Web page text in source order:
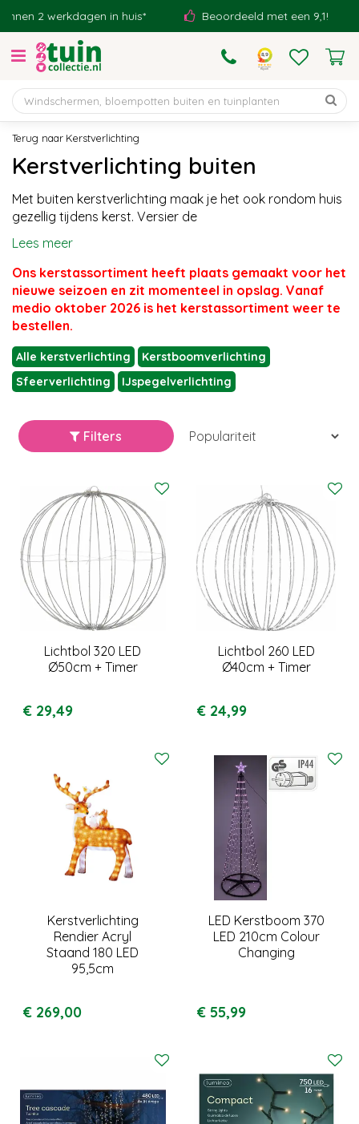
Kerstverlichting
in huis* Beoordeeld met een 9,1! Eigen
Kerstverlichting buiten
Met buiten kerstverlichting maak je het ook rondom huis
gezellig tijdens kerst. Versier de
Lees meer
Ons kerstassortiment heeft plaats gemaakt voor het
nieuwe seizoen en zit momenteel in opslag. Vanaf
medio oktober 2026 is het kerstassortiment weer te
bestellen.
Alle kerstverlichting
Kerstboomverlichting
Sfeerverlichting
IJspegelverlichting
Filters
Lichtbol 320 LED
Ø50cm + Timer
€ 29,49
Lichtbol 260 LED
Ø40cm + Timer
€ 24,99
Kerstverlichting
Rendier Acryl
Staand 180 LED
95,5cm
€ 269,00
LED Kerstboom 370
LED 210cm Colour
Changing
€ 55,99